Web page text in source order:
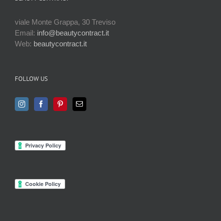
viale Monte Grappa, 30 Treviso
Email: info@beautycontract.it
Web: beautycontract.it
FOLLOW US